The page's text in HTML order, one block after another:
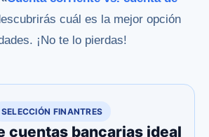
cuál es la mejor opción
¡No te lo pierdas!
SELECCIÓN FINANTRES
cuentas bancarias ideal